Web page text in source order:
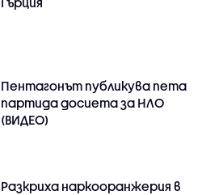
Пентагонът публикува пета
партида досиета за НЛО
(ВИДЕО)
Разкриха наркооранжерия в